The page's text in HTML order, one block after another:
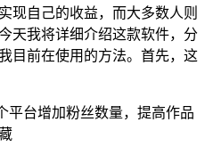
现自己的收益，而大多数人则
天我将详细介绍这款软件，分
目前在使用的方法。首先，这
平台增加粉丝数量，提高作品